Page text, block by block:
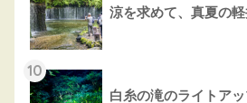
涼を求めて、真夏の
10
白糸の滝のライトア